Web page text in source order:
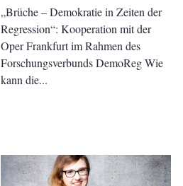
„Brüche – Demokratie in Zeiten der
Regression“: Kooperation mit der
Oper Frankfurt im Rahmen des
Forschungsverbunds DemoReg Wie
kann die